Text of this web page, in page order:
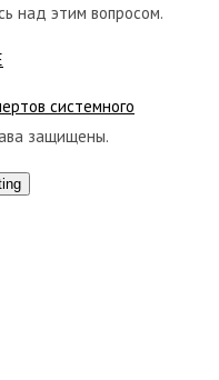
над этим вопросом.
системного
защищены.